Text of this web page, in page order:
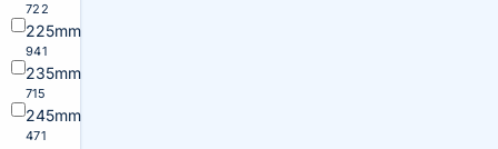
722
225mm
941
235mm
715
245mm
471